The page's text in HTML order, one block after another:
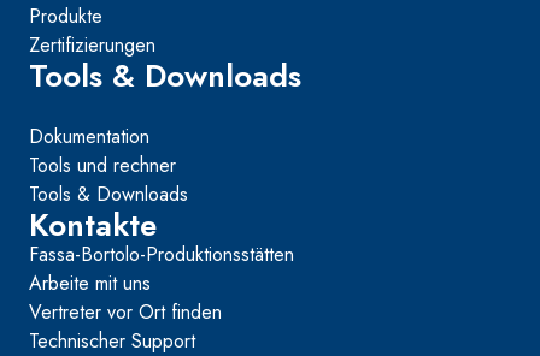
Produkte
Zertifizierungen
Tools & Downloads
Dokumentation
Tools und rechner
Tools & Downloads
Kontakte
Fassa-Bortolo-Produktionsstätten
Arbeite mit uns
Vertreter vor Ort finden
Technischer Support